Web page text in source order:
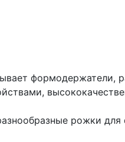
формодержатели,
рожки